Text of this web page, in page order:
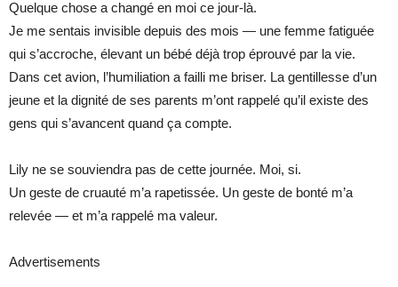
Quelque chose a changé en moi ce jour-là.
Je me sentais invisible depuis des mois — une femme fatiguée
qui s’accroche, élevant un bébé déjà trop éprouvé par la vie.
Dans cet avion, l’humiliation a failli me briser. La gentillesse d’un
jeune et la dignité de ses parents m’ont rappelé qu’il existe des
gens qui s’avancent quand ça compte.
Lily ne se souviendra pas de cette journée. Moi, si.
Un geste de cruauté m’a rapetissée. Un geste de bonté m’a
relevée — et m’a rappelé ma valeur.
Advertisements